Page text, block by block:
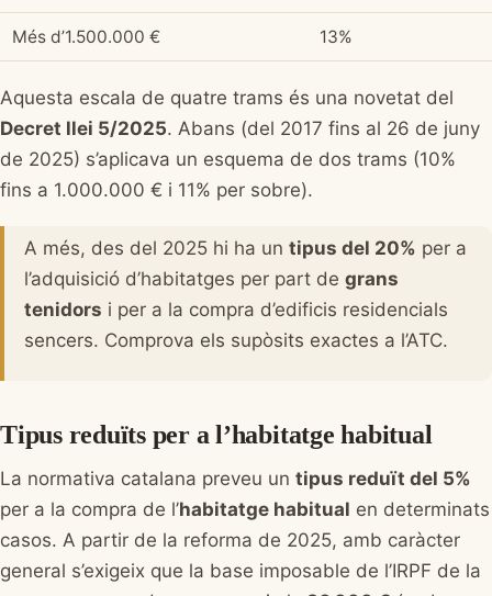
Més d’1.500.000 € 13%
Aquesta escala de quatre trams és una novetat del
Decret llei 5/2025. Abans (del 2017 fins al 26 de juny
de 2025) s’aplicava un esquema de dos trams (10%
fins a 1.000.000 € i 11% per sobre).
A més, des del 2025 hi ha un tipus del 20% per a
l’adquisició d’habitatges per part de grans
tenidors i per a la compra d’edificis residencials
sencers. Comprova els supòsits exactes a l’ATC.
Tipus reduïts per a l’habitatge habitual
La normativa catalana preveu un tipus reduït del 5%
per a la compra de l’habitatge habitual en determinats
casos. A partir de la reforma de 2025, amb caràcter
general s’exigeix que la base imposable de l’IRPF de la